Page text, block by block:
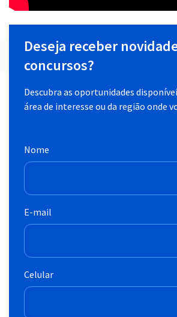
Deseja receber
concursos?
Descubra as oportunidades
área de interesse ou da região onde
Nome
E-mail
Celular